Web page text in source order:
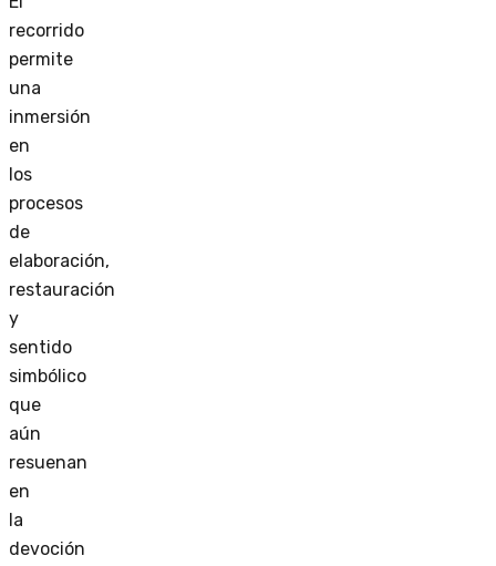
recorrido
permite
una
inmersión
en
los
procesos
de
elaboración,
restauración
y
sentido
simbólico
que
aún
resuenan
en
la
devoción